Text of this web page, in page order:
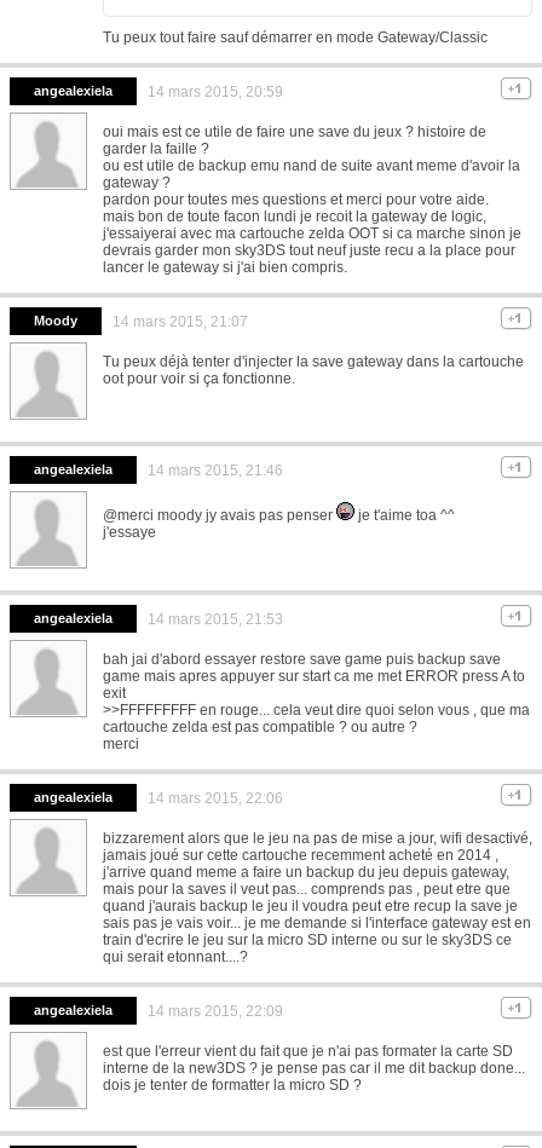
Tu peux tout faire sauf démarrer en mode Gateway/Classic
angealexiela 14 mars 2015, 20:59
oui mais est ce utile de faire une save du jeux ? histoire de
garder la faille ?
ou est utile de backup emu nand de suite avant meme d'avoir la
gateway ?
pardon pour toutes mes questions et merci pour votre aide.
mais bon de toute facon lundi je recoit la gateway de logic,
j'essaiyerai avec ma cartouche zelda OOT si ca marche sinon je
devrais garder mon sky3DS tout neuf juste recu a la place pour
lancer le gateway si j'ai bien compris.
Moody 14 mars 2015, 21:07
Tu peux déjà tenter d'injecter la save gateway dans la cartouche
oot pour voir si ça fonctionne.
angealexiela 14 mars 2015, 21:46
@merci moody jy avais pas penser
je t'aime toa ^^
j'essaye
angealexiela 14 mars 2015, 21:53
bah jai d'abord essayer restore save game puis backup save
game mais apres appuyer sur start ca me met ERROR press A to
exit
>>FFFFFFFFF en rouge... cela veut dire quoi selon vous , que ma
cartouche zelda est pas compatible ? ou autre ?
merci
angealexiela 14 mars 2015, 22:06
bizzarement alors que le jeu na pas de mise a jour, wifi desactivé,
jamais joué sur cette cartouche recemment acheté en 2014 ,
j'arrive quand meme a faire un backup du jeu depuis gateway,
mais pour la saves il veut pas... comprends pas , peut etre que
quand j'aurais backup le jeu il voudra peut etre recup la save je
sais pas je vais voir... je me demande si l'interface gateway est en
train d'ecrire le jeu sur la micro SD interne ou sur le sky3DS ce
qui serait etonnant....?
angealexiela 14 mars 2015, 22:09
est que l'erreur vient du fait que je n'ai pas formater la carte SD
interne de la new3DS ? je pense pas car il me dit backup done...
dois je tenter de formatter la micro SD ?